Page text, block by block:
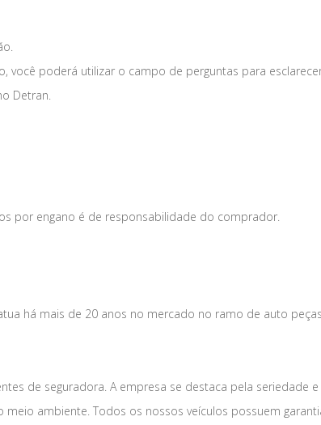
poderá utilizar o campo de perguntas para
Detran.
por engano é de responsabilidade do comprador.
atua há mais de 20 anos no mercado no ramo de auto
de seguradora. A empresa se destaca pela seriedade
ambiente. Todos os nossos veículos possuem